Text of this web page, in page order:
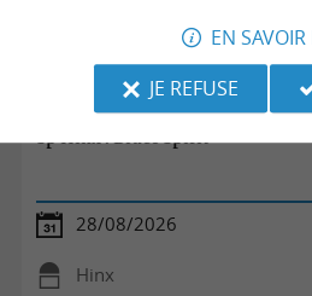
Sp'Hinx : Blues Spirit
28/08/2026
Hinx
EN SAVOIR
JE REFUSE